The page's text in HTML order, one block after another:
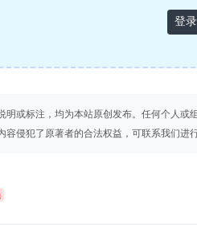
登
明或标注，均为本站原创发布。任何个人
侵犯了原著者的合法权益，可联系我们进行